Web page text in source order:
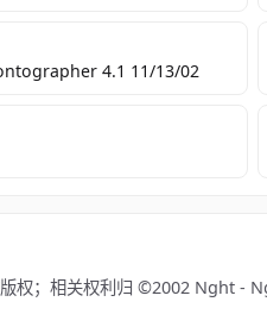
4.1 11/13/02
权；相关权利归 ©2002 Nght -